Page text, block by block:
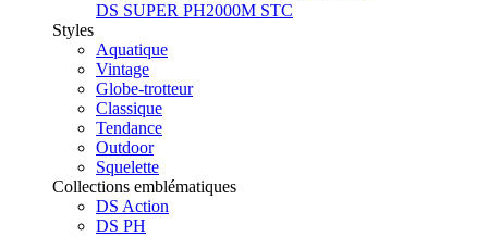
DS SUPER PH2000M STC
Styles
Aquatique
Vintage
Globe-trotteur
Classique
Tendance
Outdoor
Squelette
Collections emblématiques
DS Action
DS PH